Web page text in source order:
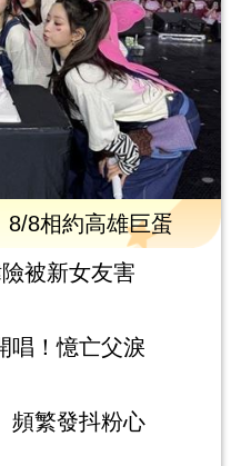
8/8相約高雄巨蛋
被新女友害
唱！憶亡父淚
繁發抖粉心